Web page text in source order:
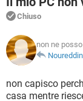
INSTAGRAM
TIKTOK
HARDWARE
iOS
INSTAGRAM
TIKTOK
COVID-19
INTRATTENIMENTO
iOS
INSTAGRAM
TIKTOK
FORUM
COVID-19
INTRATTENIMENTO
INSTAGRAM
GLOSSARIO
COVID-19
INTRATTENIMENTO
Chiuso
non ne
non capisco
casa mentre